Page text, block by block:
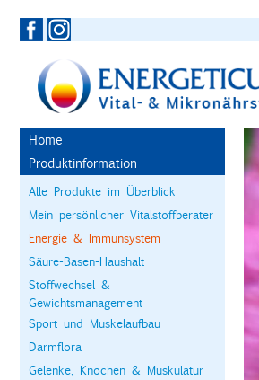
Home
Produktinformation
Alle Produkte im Überblick
Mein persönlicher Vitalstoffberater
Energie & Immunsystem
Säure-Basen-Haushalt
Stoffwechsel &
Gewichtsmanagement
Sport und Muskelaufbau
Darmflora
Gelenke, Knochen & Muskulatur